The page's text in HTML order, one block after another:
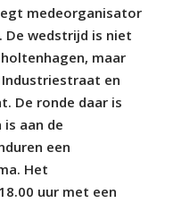
medeorganisator
De wedstrijd is niet
maar
en
De ronde daar is
aan de
een
Het
uur met een